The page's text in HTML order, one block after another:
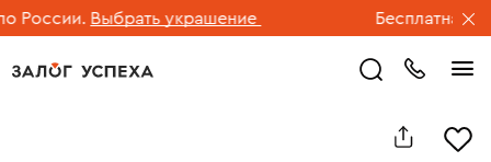
Выбрать украшение Бесплатная